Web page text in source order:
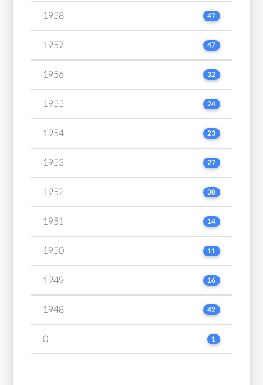
1958 47
1957 47
1956 32
1955 24
1954 23
1953 27
1952 30
1951 14
1950 11
1949 16
1948 42
0 1